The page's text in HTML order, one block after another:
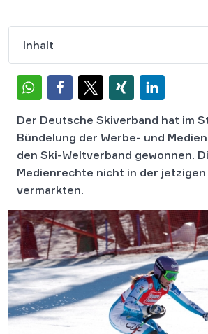
Inhalt
Der Deutsche Skiverband hat im
Bündelung der Werbe- und
den Ski-Weltverband gewonnen.
Medienrechte nicht in der
vermarkten.